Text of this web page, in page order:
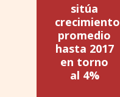
sitúa
crecimiento
promedio
hasta 2017
en torno
al 4%